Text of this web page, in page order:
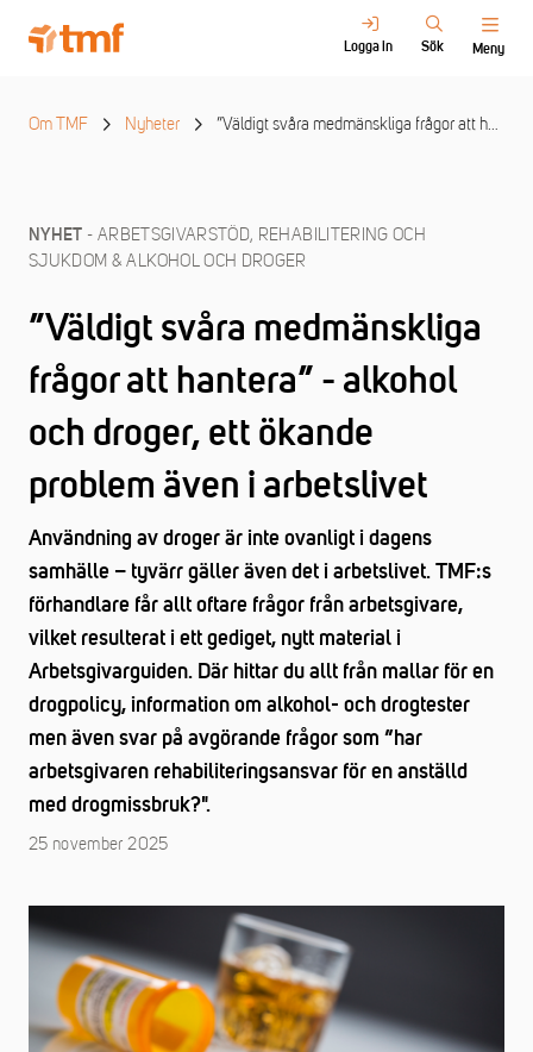
Logga in Sök Meny
Om TMF Nyheter ”Väldigt svåra medmänskliga frågor att hantera”
NYHET
- ARBETSGIVARSTÖD, REHABILITERING OCH
SJUKDOM & ALKOHOL OCH DROGER
”Väldigt svåra medmänskliga
frågor att hantera” - alkohol
och droger, ett ökande
problem även i arbetslivet
Användning av droger är inte ovanligt i dagens
samhälle – tyvärr gäller även det i arbetslivet. TMF:s
förhandlare får allt oftare frågor från arbetsgivare,
vilket resulterat i ett gediget, nytt material i
Arbetsgivarguiden. Där hittar du allt från mallar för en
drogpolicy, information om alkohol- och drogtester
men även svar på avgörande frågor som ”har
arbetsgivaren rehabiliteringsansvar för en anställd
med drogmissbruk?".
25 november 2025